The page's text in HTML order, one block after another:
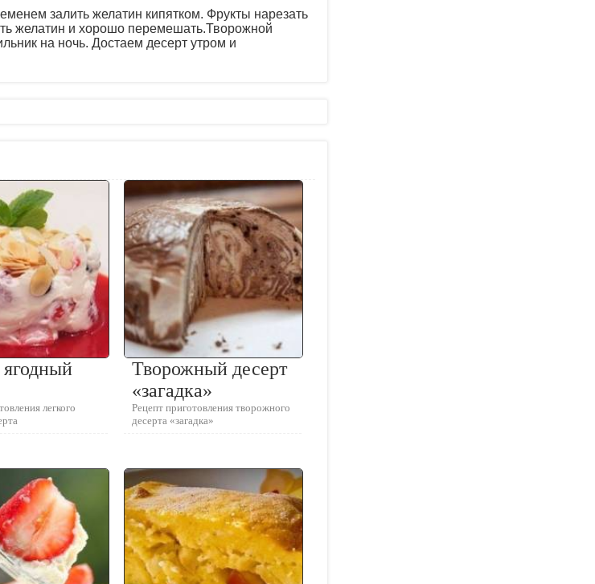
залить желатин кипятком. Фрукты нарезать
желатин и хорошо перемешать.Творожной
на ночь. Достаем десерт утром и
легкого
Творожный десерт
«загадка»
Рецепт приготовления творожного
десерта «загадка»